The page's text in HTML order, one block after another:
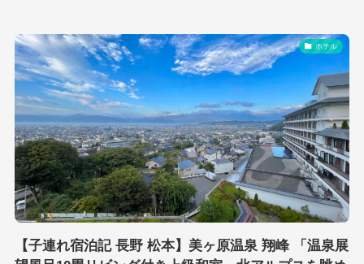
ホテル
【子連れ宿泊記 長野 松本】美ヶ原温泉 翔峰 「温泉展